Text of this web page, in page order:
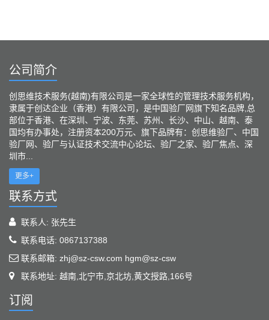
公司简介
创思维技术服务(越南)有限公司是一家全球性的管理技术服务机构，
隶属于创达企业（香港）有限公司，是中国验厂网旗下知名品牌,总
部位于香港、在深圳、宁波、东莞、苏州、长沙、中山、越南、泰
国均有办事处，注册资本200万元、旗下品牌有：创思维验厂、中国
验厂网、验厂与认证技术交流中心论坛、验厂之家、验厂焦点、深
圳市...
更多+
联系方式
联系人: 张先生
联系电话: 0867137388
联系邮箱: zhj@sz-csw.com hgm@sz-csw
联系地址: 越南,北宁市,京北坊,黄文授路,166号
订阅